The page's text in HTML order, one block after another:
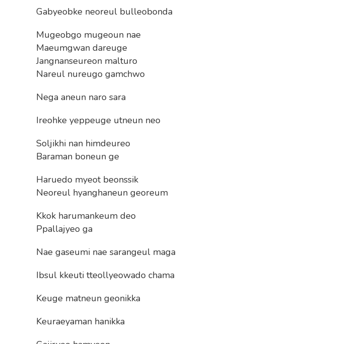
Gabyeobke neoreul bulleobonda
Mugeobgo mugeoun nae
Maeumgwan dareuge
Jangnanseureon malturo
Nareul nureugo gamchwo
Nega aneun naro sara
Ireohke yeppeuge utneun neo
Soljikhi nan himdeureo
Baraman boneun ge
Haruedo myeot beonssik
Neoreul hyanghaneun georeum
Kkok harumankeum deo
Ppallajyeo ga
Nae gaseumi nae sarangeul maga
Ibsul kkeuti tteollyeowado chama
Keuge matneun geonikka
Keuraeyaman hanikka